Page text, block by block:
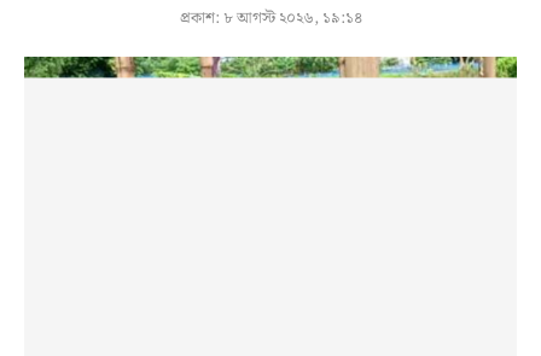
প্রকাশ: ৮ আগস্ট ২০২৬, ১৯:১৪